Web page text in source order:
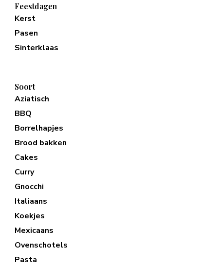
Feestdagen
Kerst
Pasen
Sinterklaas
Soort
Aziatisch
BBQ
Borrelhapjes
Brood bakken
Cakes
Curry
Gnocchi
Italiaans
Koekjes
Mexicaans
Ovenschotels
Pasta